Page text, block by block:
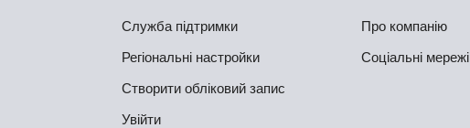
Служба підтримки
Регіональні настройки
Створити обліковий запис
Увійти
Про компанію
Соціальні мережі